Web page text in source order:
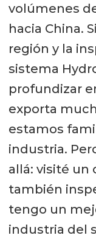
volúmenes
hacia China.
región y la
sistema
profundizar
exporta
estamos
industria.
allá: visité un
también
tengo un
industria del